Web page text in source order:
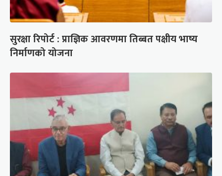
सुरक्षा रिपोर्ट : प्राज्ञिक आवरणमा तिब्बत पक्षीय भाष्य
निर्माणको योजना